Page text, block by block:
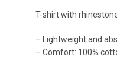
T-shirt with
– Lightweight and
– Comfort: 100%